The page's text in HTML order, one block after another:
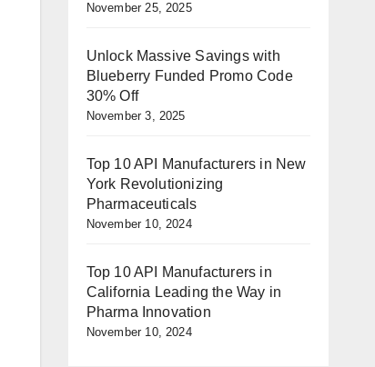
November 25, 2025
Unlock Massive Savings with
Blueberry Funded Promo Code
30% Off
November 3, 2025
Top 10 API Manufacturers in New
York Revolutionizing
Pharmaceuticals
November 10, 2024
Top 10 API Manufacturers in
California Leading the Way in
Pharma Innovation
November 10, 2024